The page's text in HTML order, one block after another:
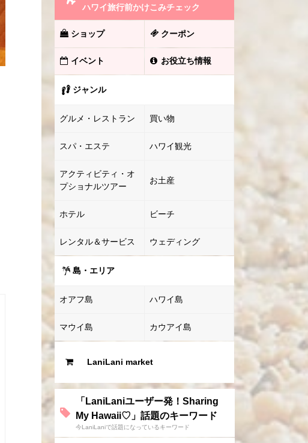
ハワイ旅行前かけこみチェック
ショップ クーポン
イベント お役立ち情報
ジャンル
グルメ・レストラン 買い物
スパ・エステ ハワイ観光
アクティビティ・オ
プショナルツアー
お土産
ホテル ビーチ
レンタル＆サービス ウェディング
島・エリア
オアフ島 ハワイ島
マウイ島 カウアイ島
LaniLani market
「LaniLaniユーザー発！Sharing
My Hawaii♡」話題のキーワード
今LaniLaniで話題になっているキーワード